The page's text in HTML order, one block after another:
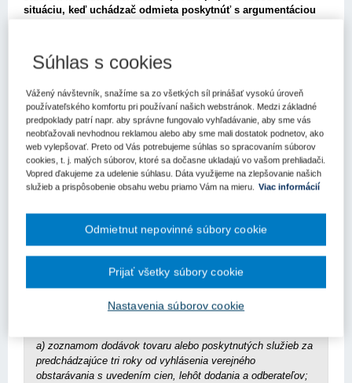
situáciu, keď uchádzač odmieta poskytnúť s argumentáciou
parametrov vyžadovanej referencie s jej hodnotou. Druhý
prípad rozoberáme detailnejšie nielen z hľadiska inštitútu
technickej a odbornej spôsobilosti, a to konkrétne
vyžadovania skúseností expertov podľa § 34 ods. 1 písm. g)
zákona č. 343/2015 Z. z. o verejnom obstarávaní a o zmene
a doplnení niektorých zákonov v z. n. p. (ďalej len „ZVO“).
Tretia časť príspevku sa venuje problematike, či v prípade, že
organizačná zložka využíva referenciu svojej materskej
organizácie, či predkladá vlastnú referenciu, alebo ide
Ustanovenie § 34 ods. 1 ZVO
(1) Technická spôsobilosť alebo odborná spôsobilos
preukazuje podľa druhu, množstva, dôležitosti alebo využitia
dodávky tovaru, stavebných prác alebo služieb doloženým
a) zoznamom dodávok tovaru alebo poskytnutých služieb za
predchádzajúce tri roky od vyhlásenia verejného
obstarávania s uvedením cien, lehôt dodania a odberateľov;
Súhlas s cookies
Vážený návštevník, snažíme sa zo všetkých síl prinášať vysokú úroveň
používateľského komfortu pri používaní našich webstránok. Medzi základné
predpoklady patrí napr. aby správne fungovalo vyhľadávanie, aby sme vás
neobťažovali nevhodnou reklamou alebo aby sme mali dostatok podnetov, ako
web vylepšovať. Preto od Vás potrebujeme súhlas so spracovaním súborov
cookies, t. j. malých súborov, ktoré sa dočasne ukladajú vo vašom prehliadači.
Vopred ďakujeme za udelenie súhlasu. Dáta využijeme na zlepšovanie našich
služieb a prispôsobenie obsahu webu priamo Vám na mieru.
Viac informácií
Nastavenia súborov cookie
Odmietnut nepovinné súbory cookie
Prijať všetky súbory cookie